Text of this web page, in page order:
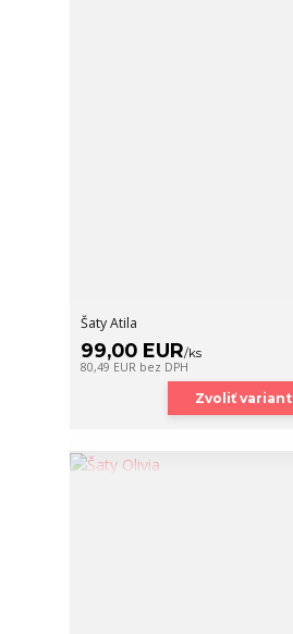
Šaty Atila
99,00 EUR/ks
80,49 EUR bez DPH
Zvoliť variant